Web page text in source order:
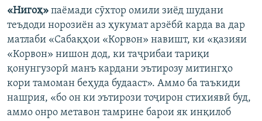
«Нигоҳ» паёмади сӯхтор омили зиёд шудани
теъдоди норозиён аз ҳукумат арзёбӣ карда ва дар
матлаби «Сабақҳои «Корвон» навишт, ки «қазияи
«Корвон» нишон дод, ки таҷрибаи тариқи
қонунгузорӣ манъ кардани эътирозу митингҳо
кори тамоман беҳуда будааст». Аммо ба таъкиди
нашрия, «бо он ки эътирози тоҷирон стихиявӣ буд,
аммо онро метавон тамрине барои як инқилоб